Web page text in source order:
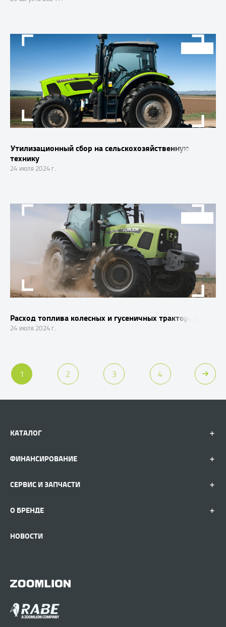
Утилизационный сбор на сельскохозяйственную
технику
24 июля 2024 г.
Расход топлива колесных и гусеничных тракторов
24 июля 2024 г.
1 2 3 4
КАТАЛОГ
ФИНАНСИРОВАНИЕ
СЕРВИС И ЗАПЧАСТИ
О БРЕНДЕ
НОВОСТИ